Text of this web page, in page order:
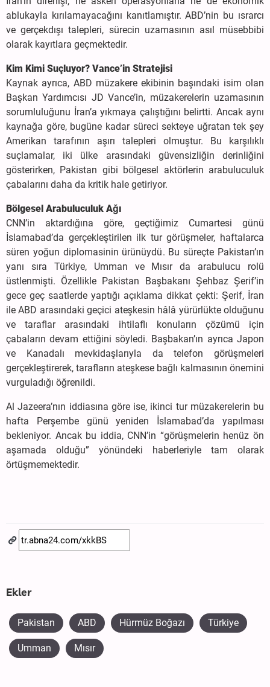
ablukayla kırılamayacağını kanıtlamıştır. ABD’nin bu ısrarcı
ve gerçekdışı talepleri, sürecin uzamasının asıl müsebbibi
olarak kayıtlara geçmektedir.
Kim Kimi Suçluyor? Vance’in Stratejisi
Kaynak ayrıca, ABD müzakere ekibinin başındaki isim olan
Başkan Yardımcısı JD Vance’in, müzakerelerin uzamasının
sorumluluğunu İran’a yıkmaya çalıştığını belirtti. Ancak aynı
kaynağa göre, bugüne kadar süreci sekteye uğratan tek şey
Amerikan tarafının aşırı talepleri olmuştur. Bu karşılıklı
suçlamalar, iki ülke arasındaki güvensizliğin derinliğini
gösterirken, Pakistan gibi bölgesel aktörlerin arabuluculuk
çabalarını daha da kritik hale getiriyor.
Bölgesel Arabuluculuk Ağı
CNN’in aktardığına göre, geçtiğimiz Cumartesi günü
İslamabad’da gerçekleştirilen ilk tur görüşmeler, haftalarca
süren yoğun diplomasinin ürünüydü. Bu süreçte Pakistan’ın
yanı sıra Türkiye, Umman ve Mısır da arabulucu rolü
üstlenmişti. Özellikle Pakistan Başbakanı Şehbaz Şerif’in
gece geç saatlerde yaptığı açıklama dikkat çekti: Şerif, İran
ile ABD arasındaki geçici ateşkesin hâlâ yürürlükte olduğunu
ve taraflar arasındaki ihtilaflı konuların çözümü için
çabaların devam ettiğini söyledi. Başbakan’ın ayrıca Japon
ve Kanadalı mevkidaşlarıyla da telefon görüşmeleri
gerçekleştirerek, tarafların ateşkese bağlı kalmasının önemini
vurguladığı öğrenildi.
Al Jazeera’nın iddiasına göre ise, ikinci tur müzakerelerin bu
hafta Perşembe günü yeniden İslamabad’da yapılması
bekleniyor. Ancak bu iddia, CNN’in “görüşmelerin henüz ön
aşamada olduğu” yönündeki haberleriyle tam olarak
örtüşmemektedir.
Ekler
Pakistan ABD Hürmüz Boğazı Türkiye
Umman Mısır